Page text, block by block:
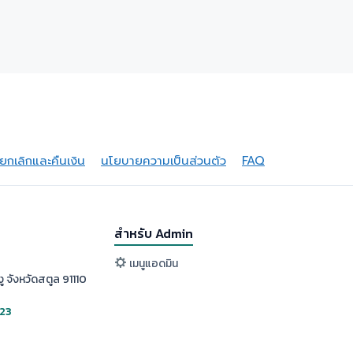
กเลิกและคืนเงิน นโยบายความเป็นส่วนตัว FAQ
จังหวัดสตูล 91110
สำหรับ Admin
เมนูแอดมิน